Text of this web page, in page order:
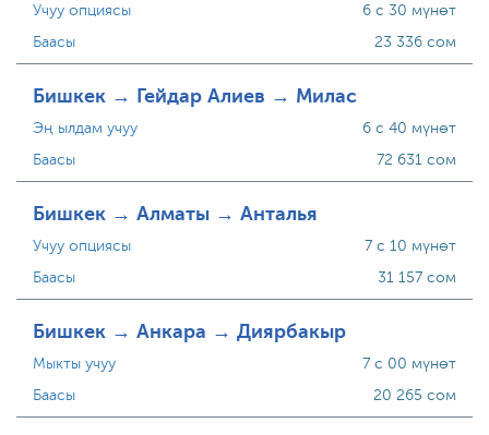
Учуу опциясы
Баасы
6 с 30 мүнөт
23 336 сом
Бишкек → Гейдар Алиев → Милас
Эң ылдам учуу
Баасы
6 с 40 мүнөт
72 631 сом
Бишкек → Алматы → Анталья
Учуу опциясы
Баасы
7 с 10 мүнөт
31 157 сом
Бишкек → Анкара → Диярбакыр
Мыкты учуу
Баасы
7 с 00 мүнөт
20 265 сом